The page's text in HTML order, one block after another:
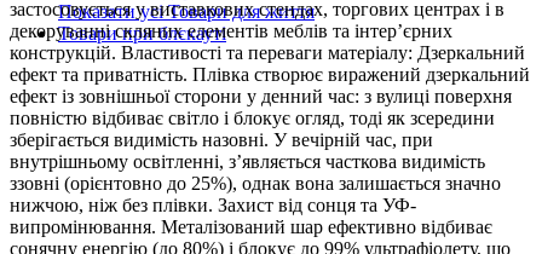
Показати усі Товари для життя
Товари при блєкауті
застосовується у виставкових стендах, торгових центрах і в
декоруванні скляних елементів меблів та інтер’єрних
конструкцій. Властивості та переваги матеріалу: Дзеркальний
ефект та приватність. Плівка створює виражений дзеркальний
ефект із зовнішньої сторони у денний час: з вулиці поверхня
повністю відбиває світло і блокує огляд, тоді як зсередини
зберігається видимість назовні. У вечірній час, при
внутрішньому освітленні, з’являється часткова видимість
ззовні (орієнтовно до 25%), однак вона залишається значно
нижчою, ніж без плівки. Захист від сонця та УФ-
випромінювання. Металізований шар ефективно відбиває
сонячну енергію (до 80%) і блокує до 99% ультрафіолету, що